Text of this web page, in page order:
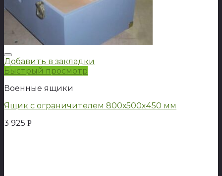
Добавить в закладки
Быстрый просмотр
Военные ящики
Ящик с ограничителем 800х500х450 мм
3 925 Р